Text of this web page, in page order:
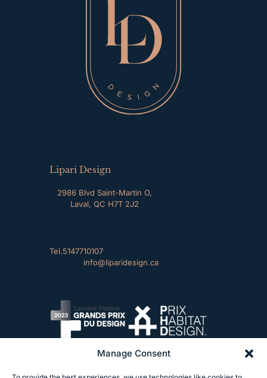
Manage Consent
Lipari Design
2986 Blvd Saint-Martin O,
Laval, QC H7T 2J2
Tel.5147710107
info@liparidesign.ca